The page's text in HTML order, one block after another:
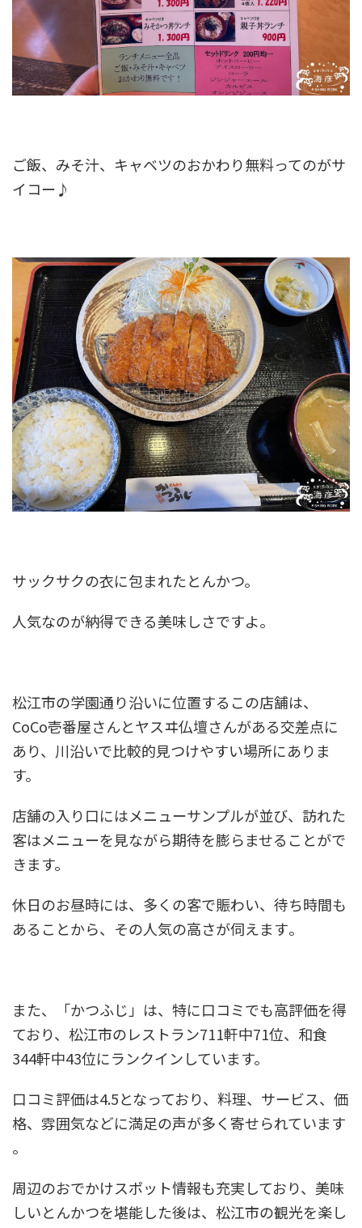
ご飯、みそ汁、キャベツのおかわり無料ってのがサ
イコー♪
サックサクの衣に包まれたとんかつ。
人気なのが納得できる美味しさですよ。
松江市の学園通り沿いに位置するこの店舗は、
CoCo壱番屋さんとヤスヰ仏壇さんがある交差点に
あり、川沿いで比較的見つけやすい場所にありま
す。
店舗の入り口にはメニューサンプルが並び、訪れた
客はメニューを見ながら期待を膨らませることがで
きます。
休日のお昼時には、多くの客で賑わい、待ち時間も
あることから、その人気の高さが伺えます​。
また、「かつふじ」は、特に口コミでも高評価を得
ており、松江市のレストラン711軒中71位、和食
344軒中43位にランクインしています。
口コミ評価は4.5となっており、料理、サービス、価
格、雰囲気などに満足の声が多く寄せられています​
。
周辺のおでかけスポット情報も充実しており、美味
しいとんかつを堪能した後は、松江市の観光を楽し